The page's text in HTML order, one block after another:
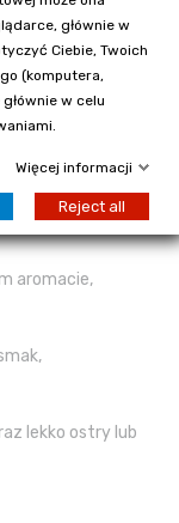
korzenny
trochę przypomina
smaku,
nadaje mieszance
aromacie,
lekko ostry lub
głównie w
Ciebie, Twoich
(komputera,
w celu
Więcej informacji
Reject all